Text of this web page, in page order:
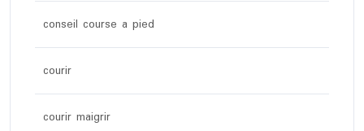
conseil course a pied
courir
courir maigrir